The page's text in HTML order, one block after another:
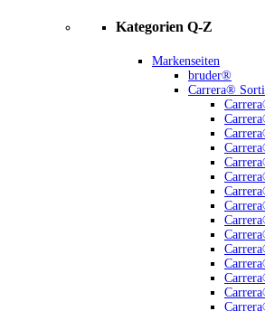
Kategorien Q-Z
Markenseiten
bruder®
Carrera®